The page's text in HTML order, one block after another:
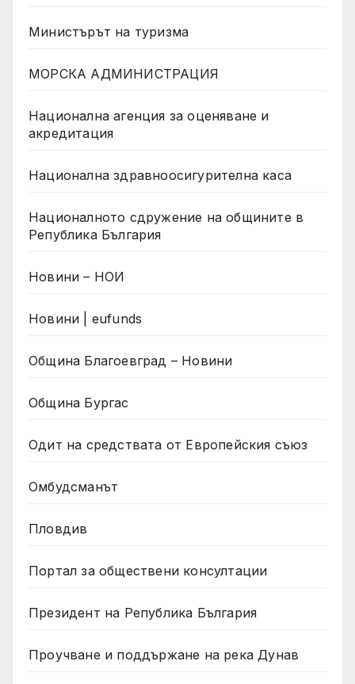
Министърът на туризма
МОРСКА АДМИНИСТРАЦИЯ
Национална агенция за оценяване и
акредитация
Национална здравноосигурителна каса
Националното сдружение на общините в
Република България
Новини – НОИ
Новини | eufunds
Община Благоевград – Новини
Община Бургас
Одит на средствата от Европейския съюз
Омбудсманът
Пловдив
Портал за обществени консултации
Президент на Република България
Проучване и поддържане на река Дунав